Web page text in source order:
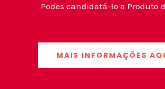
Podes candidatá-lo a Produto
MAIS INFORMAÇÕES